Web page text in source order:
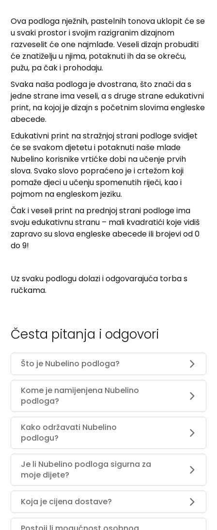
Ova podloga nježnih, pastelnih tonova uklopit će se
u svaki prostor i svojim razigranim dizajnom
razveselit će one najmlađe. Veseli dizajn probuditi
će znatiželju u njima, potaknuti ih da se okreću,
pužu, pa čak i prohodaju.
Svaka naša podloga je dvostrana, što znači da s
jedne strane ima veseli, a s druge strane edukativni
print, na kojoj je dizajn s početnim slovima engleske
abecede.
Edukativni print na stražnjoj strani podloge svidjet
će se svakom djetetu i potaknuti naše mlade
Nubelino korisnike vrtićke dobi na učenje prvih
slova. Svako slovo popraćeno je i crtežom koji
pomaže djeci u učenju spomenutih riječi, kao i
pojmom na engleskom jeziku.
Čak i veseli print na prednjoj strani podloge ima
svoju edukativnu stranu – mali kvadratići koje vidiš
zapravo su slova engleske abecede ili brojevi od 0
do 9!
Uz svaku podlogu dolazi i odgovarajuća torba s
ručkama.
Česta pitanja i odgovori
Što je Nubelino podloga?
Kome je namijenjena Nubelino
podloga?
Kako održavati Nubelino
podlogu?
Je li Nubelino podloga sigurna za
moje dijete?
Koja je cijena dostave?